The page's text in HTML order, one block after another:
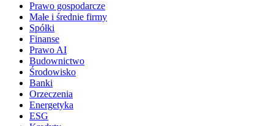
Prawo gospodarcze
Małe i średnie firmy
Spółki
Finanse
Prawo AI
Budownictwo
Środowisko
Banki
Orzeczenia
Energetyka
ESG